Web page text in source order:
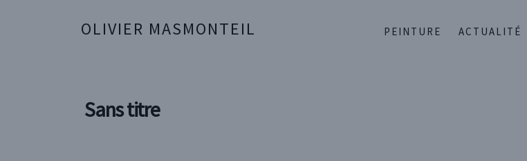
OLIVIER MASMONTEIL PEINTURE ACTUALITÉ
Sans titre